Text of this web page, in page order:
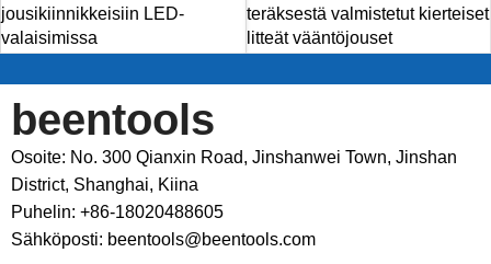
jousikiinnikkeisiin LED-
valaisimissa
teräksestä valmistetut kierteiset
litteät vääntöjouset
beentools
Osoite: No. 300 Qianxin Road, Jinshanwei Town, Jinshan
District, Shanghai, Kiina
Puhelin: +86-18020488605
Sähköposti: beentools@beentools.com